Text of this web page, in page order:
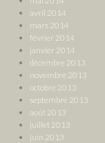
avril 2014
mars 2014
février 2014
janvier 2014
décembre 2013
novembre 2013
octobre 2013
septembre 2013
août 2013
juillet 2013
juin 2013